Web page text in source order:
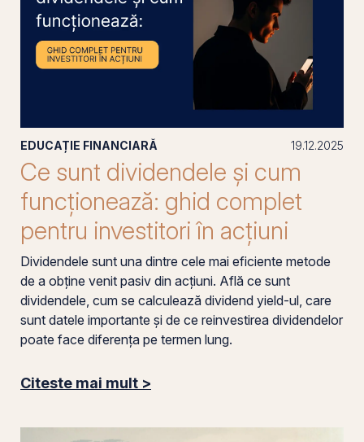
EDUCAȚIE FINANCIARĂ 19.12.2025
Ce sunt dividendele și cum
funcționează: ghid complet
pentru investitori în acțiuni
Dividendele sunt una dintre cele mai eficiente metode
de a obține venit pasiv din acțiuni. Află ce sunt
dividendele, cum se calculează dividend yield-ul, care
sunt datele importante și de ce reinvestirea dividendelor
poate face diferența pe termen lung.
Citeste mai mult >